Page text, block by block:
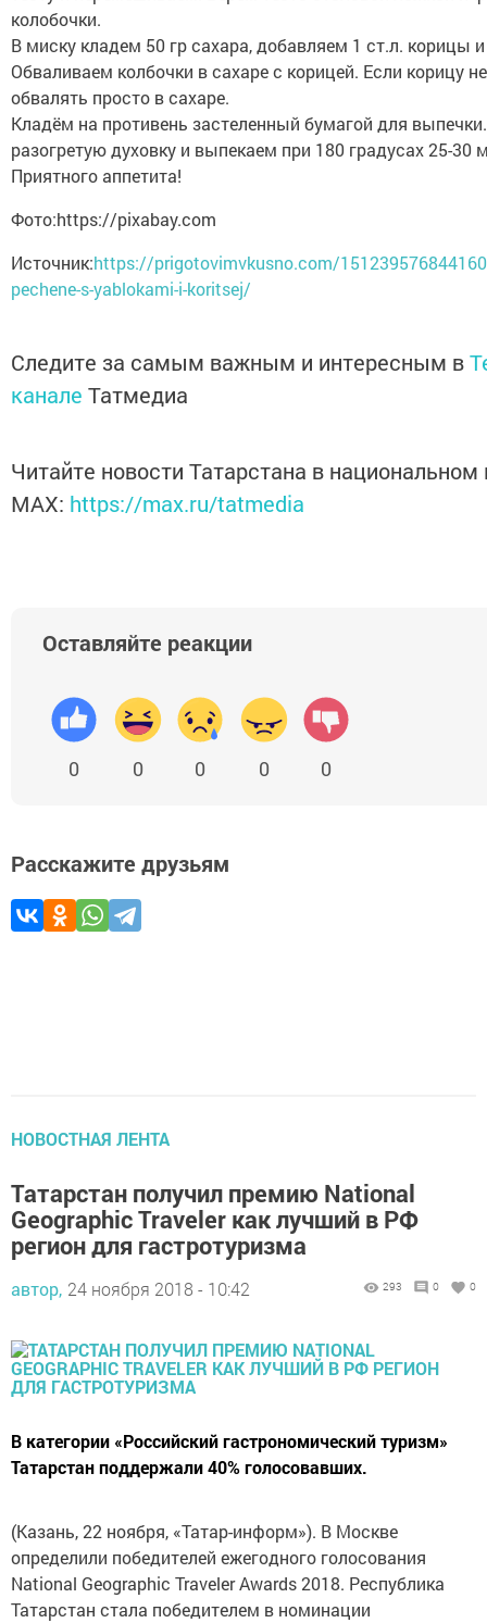
колобочки.
В миску кладем 50 гр сахара, добавляем 1 ст.л. корицы
Обваливаем колбочки в сахаре с корицей. Если корицу
обвалять просто в сахаре.
Кладём на противень застеленный бумагой для
разогретую духовку и выпекаем при 180 градусах 25-30
Приятного аппетита!
Фото:https://pixabay.com
Источник:https://prigotovimvkusno.com/
pechene-s-yablokami-i-koritsej/
Следите за самым важным и интересным в
канале Татмедиа
Читайте новости Татарстана в
MАХ: https://max.ru/tatmedia
Оставляйте реакции
0 0 0 0 0
Расскажите друзьям
НОВОСТНАЯ ЛЕНТА
Татарстан получил премию National
Geographic Traveler как лучший в РФ
регион для гастротуризма
автор, 24 ноября 2018 - 10:42 293 0 0
В категории «Российский гастрономический туризм»
Татарстан поддержали 40% голосовавших.
(Казань, 22 ноября, «Татар-информ»). В Москве
определили победителей ежегодного голосования
National Geographic Traveler Awards 2018. Республика
Татарстан стала победителем в номинации